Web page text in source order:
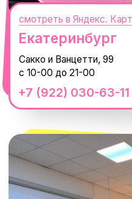
+7 (932) 602-41-15
ТРК «Европолис Ростокино»
ул. Проспект Мира, 211 к2
с 10-00 до 22-00
смотреть в Яндекс.Картах